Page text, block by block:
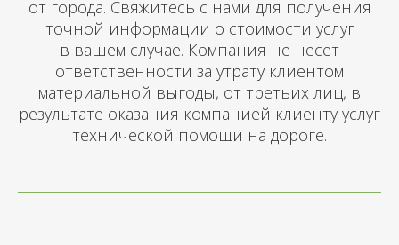
от города. Свяжитесь с нами для получения
точной информации о стоимости услуг
в вашем случае. Компания не несет
ответственности за утрату клиентом
материальной выгоды, от третьих лиц, в
результате оказания компанией клиенту услуг
технической помощи на дороге.